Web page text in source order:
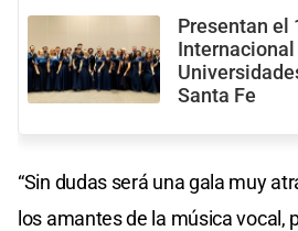
Presentan el
Internacional
Santa Fe
“Sin dudas será una gala muy
los amantes de la música vocal,